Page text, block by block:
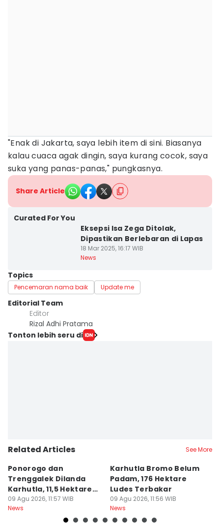
"Enak di Jakarta, saya lebih item di sini. Biasanya
kalau cuaca agak dingin, saya kurang cocok, saya
suka yang panas-panas," pungkasnya.
Share Article
Curated For You
Eksepsi Isa Zega Ditolak,
Dipastikan Berlebaran di Lapas
18 Mar 2025, 16:17 WIB
News
Topics
Pencemaran nama baik Update me
Editorial Team
Editor
Rizal Adhi Pratama
Tonton lebih seru di
Related Articles See More
Ponorogo dan
Trenggalek Dilanda
Karhutla, 11,5 Hektare
Terbakar
09 Agu 2026, 11:57 WIB
News
Karhutla Bromo Belum
Padam, 176 Hektare
Ludes Terbakar
09 Agu 2026, 11:56 WIB
News